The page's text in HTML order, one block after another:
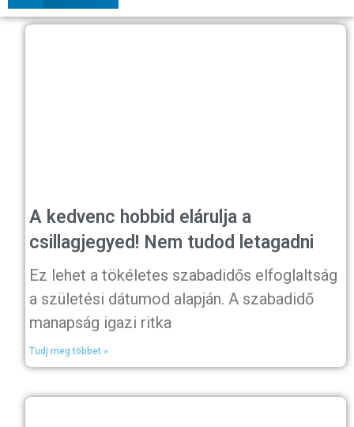
A kedvenc hobbid elárulja a
csillagjegyed! Nem tudod letagadni
Ez lehet a tökéletes szabadidős elfoglaltság
a születési dátumod alapján. A szabadidő
manapság igazi ritka
Tudj meg többet »